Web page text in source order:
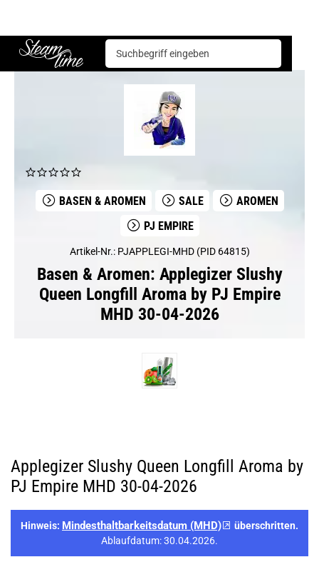
Steam time
Basen & Aromen Aromen PJ Empire
BASEN & AROMEN SALE
AROMEN
PJ EMPIRE
Artikel-Nr.: PJAPPLEGI-MHD (PID 64815)
Basen & Aromen: Applegizer Slushy
Queen Longfill Aroma by PJ Empire
MHD 30-04-2026
Applegizer Slushy Queen Longfill Aroma by
PJ Empire MHD 30-04-2026
Hinweis: Mindesthaltbarkeitsdatum (MHD)
überschritten.
Ablaufdatum: 30.04.2026.